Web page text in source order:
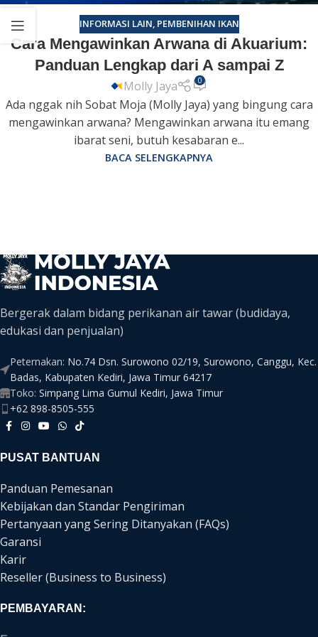
INFORMASI LAIN, PEMBENIHAN IKAN
Cara Mengawinkan Arwana di Akuarium:
Panduan Lengkap dari A sampai Z
Molly Jaya 0
Ada nggak nih Sobat Moja (Molly Jaya) yang bingung cara
mengawinkan arwana? Mengawinkan arwana itu emang
ibarat seni, butuh kesabaran e...
BACA SELENGKAPNYA
Bergerak dalam bidang perikanan air tawar (budidaya,
edukasi dan penjualan)
Peternakan: No.74 Dsn. Surowono 02/19, Surowono, Canggu, Kec.
Badas, Kabupaten Kediri, Jawa Timur 64217
Toko: Simpang Lima Gumul Kediri, Jawa Timur
+62 898-8505-555
PUSAT BANTUAN
Panduan Pemesanan
Kebijakan dan Standar Pengiriman
Pertanyaan yang Sering Ditanyakan (FAQs)
Garansi
Karir
Reseller (Business to Business)
PEMBAYARAN: